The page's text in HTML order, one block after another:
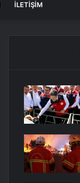
İLETIŞIM